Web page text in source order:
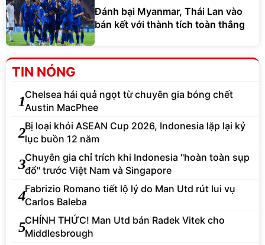
Đánh bại Myanmar, Thái Lan vào
bán kết với thành tích toàn thắng
TIN NÓNG
1Chelsea hái quả ngọt từ chuyên gia bóng chết
Austin MacPhee
2Bị loại khỏi ASEAN Cup 2026, Indonesia lặp lại kỷ
lục buồn 12 năm
3Chuyên gia chỉ trích khi Indonesia "hoàn toàn sụp
đổ" trước Việt Nam và Singapore
4Fabrizio Romano tiết lộ lý do Man Utd rút lui vụ
Carlos Baleba
5CHÍNH THỨC! Man Utd bán Radek Vitek cho
Middlesbrough